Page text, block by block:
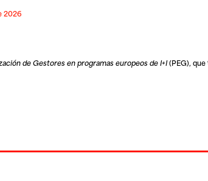
2026
de Gestores en programas europeos de I+I(PEG),